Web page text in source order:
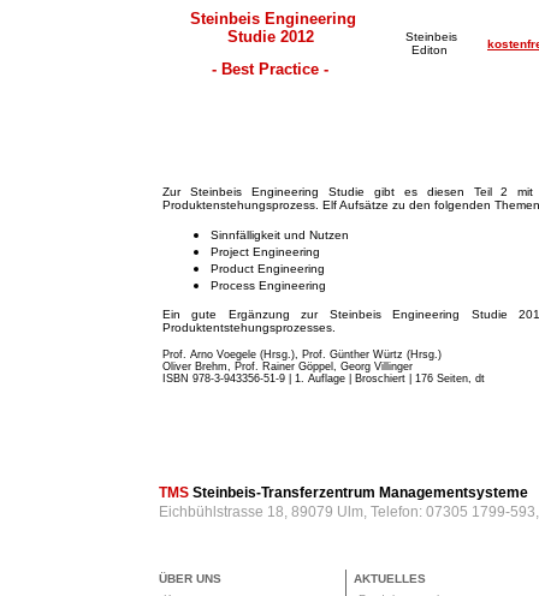
Steinbeis Engineering
Studie 2012
- Best Practice -
Steinbeis
Editon
Zur Steinbeis Engineering Studie gibt es diesen Teil 2 mit
Produktenstehungsprozess. Elf Aufsätze zu den folgenden
Sinnfälligkeit und Nutzen
Project Engineering
Product Engineering
Process Engineering
Ein gute Ergänzung zur Steinbeis Engineering Studie
Produktentstehungsprozesses.
Prof. Arno Voegele (Hrsg.), Prof. Günther Würtz (Hrsg.)
Oliver Brehm, Prof. Rainer Göppel, Georg Villinger
ISBN 978-3-943356-51-9 | 1. Auflage | Broschiert
| 176 Seiten, dt
TMS Steinbeis-Transferzentrum Managementsysteme
Eichbühlstrasse 18, 89079 Ulm, Telefon: 07305 1799-
ÜBER UNS
AKTUELLES